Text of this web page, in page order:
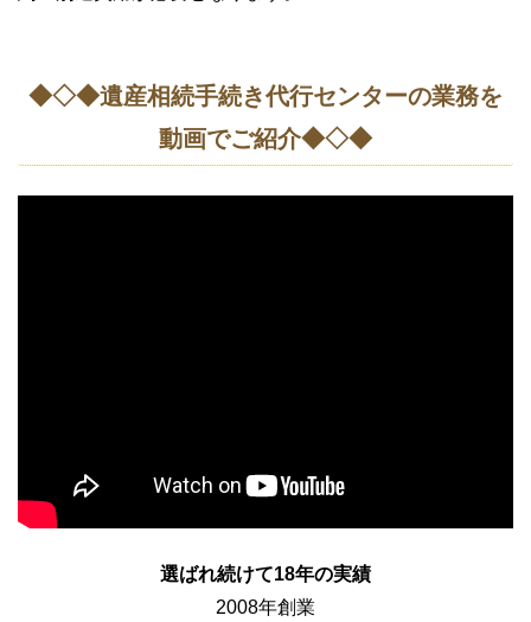
◆◇◆遺産相続手続き代行センターの業務を
動画でご紹介◆◇◆
選ばれ続けて18年の実績
2008年創業